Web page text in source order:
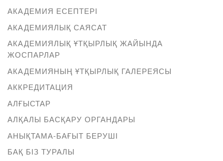
АКАДЕМИЯ ЕСЕПТЕРІ
АКАДЕМИЯЛЫҚ САЯСАТ
АКАДЕМИЯЛЫҚ ҰТҚЫРЛЫҚ ЖАЙЫНДА
ЖОСПАРЛАР
АКАДЕМИЯНЫҢ ҰТҚЫРЛЫҚ ГАЛЕРЕЯСЫ
АККРЕДИТАЦИЯ
АЛҒЫСТАР
АЛҚАЛЫ БАСҚАРУ ОРГАНДАРЫ
АНЫҚТАМА-БАҒЫТ БЕРУШІ
БАҚ БІЗ ТУРАЛЫ